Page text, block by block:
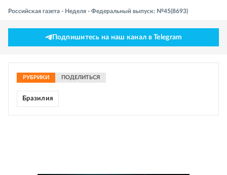
Российская газета - Неделя - Федеральный выпуск: №45(8693)
Подпишитесь на наш канал в Telegram
РУБРИКИ ПОДЕЛИТЬСЯ
Бразилия